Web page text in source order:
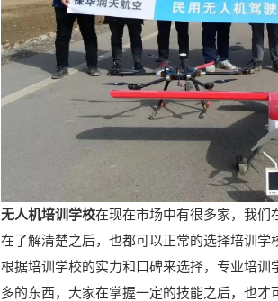
无人机培训学校在现在市场中有很多家，我们
在了解清楚之后，也都可以正常的选择培训学
根据培训学校的实力和口碑来选择，专业培
多的东西，大家在掌握一定的技能之后，也才